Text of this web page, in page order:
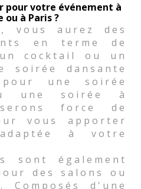
pour votre événement à
ou à Paris ?
vous aurez des
en terme de
cocktail ou un
soirée dansante
une soirée
une soirée à
force de
vous apporter
à votre
sont également
des salons ou
Composés d'une